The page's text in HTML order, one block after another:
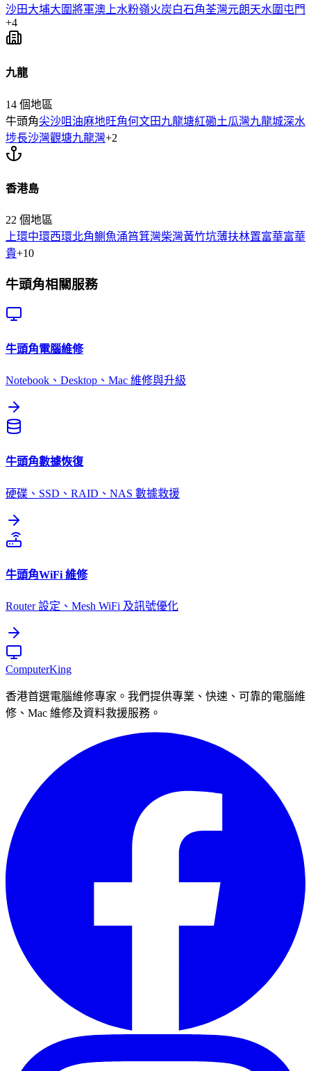
沙田大埔大圍將軍澳 上水粉嶺火炭白石角荃灣元朗天水圍 屯門
+4
九龍
14 個地區
牛頭角尖沙咀 油麻地旺角何文田九龍塘紅磡土瓜灣九龍城深水
埗長沙灣觀塘九龍灣+2
香港島
22 個地區
上環中環西環北角鰂魚涌筲箕灣柴灣黃竹坑薄扶林置富華富華
貴+10
牛頭角相關服務
牛頭角電腦維修
Notebook、Desktop、Mac 維修與升級
牛頭角數據恢復
硬碟、SSD、RAID、NAS 數據救援
牛頭角WiFi 維修
Router 設定、Mesh WiFi 及訊號優化
ComputerKing
香港首選電腦維修專家。我們提供專業、快速、可靠的電腦維
修、Mac 維修及資料救援服務。